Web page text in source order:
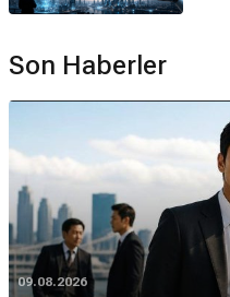
Son Haberler
09.08.2026